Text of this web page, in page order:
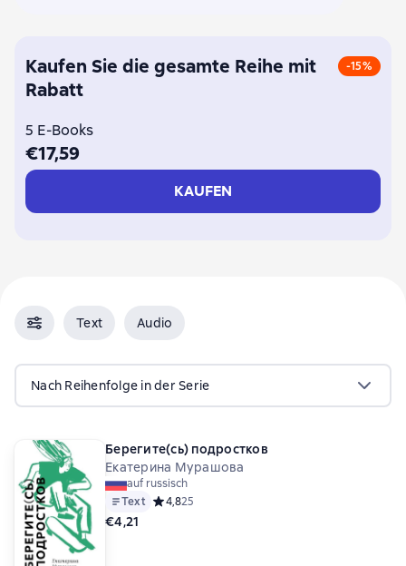
Kaufen Sie die gesamte Reihe mit
Rabatt
-15%
5 E-Books
€17,59
KAUFEN
Text Audio
Nach Reihenfolge in der Serie
Берегите(сь) подростков
Екатерина Мурашова
auf russisch
Text Средний рейтинг 4,8 на основе 25 оценок
4,825
€4,21